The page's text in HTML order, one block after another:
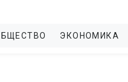
ЭКОНОМИКА